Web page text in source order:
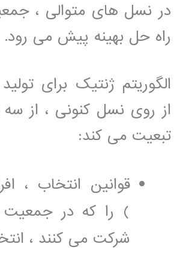
در نسل های متوالی ،
راه حل بهینه پیش می رود.
الگوریتم ژنتیک برای
از روی نسل کنونی ، از
تبعیت می کند:
قوانین انتخاب ،
) را که در
شرکت می کنند ،